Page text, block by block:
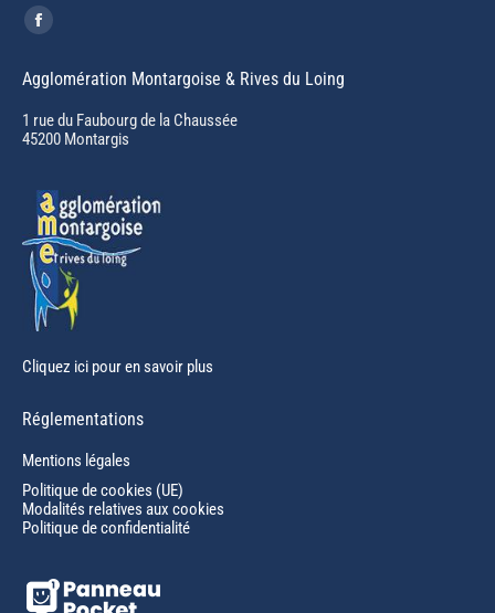
Trouvez nous sur :
Facebook
opens
in
new
Agglomération Montargoise & Rives du Loing
1 rue du Faubourg de la Chaussée
45200 Montargis
Cliquez ici pour en savoir plus
Réglementations
Mentions légales
Politique de cookies (UE)
Modalités relatives aux cookies
Politique de confidentialité